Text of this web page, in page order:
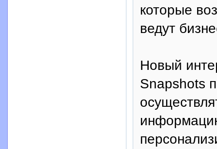
которые
ведут
Новый
Snapshots